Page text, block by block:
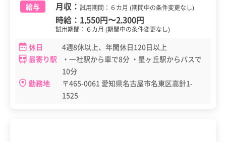
給与
月収： 試用期間：６カ月 (期間中の条件変更なし)
時給： 1,550円〜2,300円
試用期間：６カ月 (期間中の条件変更なし)
休日
4週8休以上、年間休日120日以上
最寄り駅
・一社駅から車で8分 ・星ヶ丘駅からバスで
10分
勤務地
〒465-0061 愛知県名古屋市名東区高針1-
1525